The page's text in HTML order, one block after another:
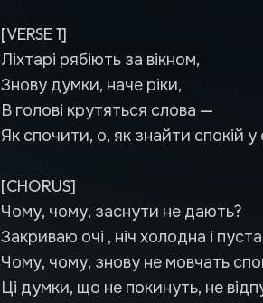
[VERSE 1]
Ліхтарі рябіють за вікном,
Знову думки, наче ріки,
В голові крутяться слова —
Як спочити, о, як знайти спокій у
[CHORUS]
Чому, чому, заснути не дають?
Закриваю очі , ніч холодна і
Чому, чому, знову не мовчать
Ці думки, що не покинуть, не